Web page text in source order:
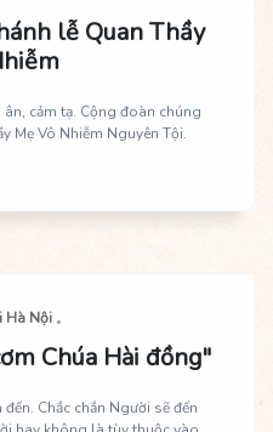
lễ Quan Thầy
cảm tạ. Cộng đoàn chúng
Mẹ Vô Nhiễm Nguyên Tội.
Hà Nội
Chúa Hài đồng"
Chắc chắn Người sẽ đến